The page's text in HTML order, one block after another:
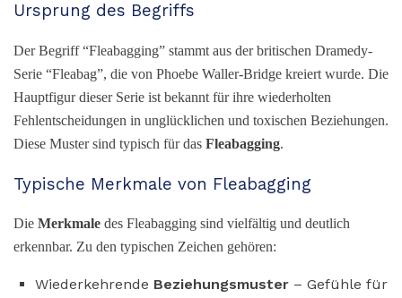
Ursprung des Begriffs
Der Begriff “Fleabagging” stammt aus der britischen Dramedy-
Serie “Fleabag”, die von Phoebe Waller-Bridge kreiert wurde. Die
Hauptfigur dieser Serie ist bekannt für ihre wiederholten
Fehlentscheidungen in unglücklichen und toxischen Beziehungen.
Diese Muster sind typisch für das Fleabagging.
Typische Merkmale von Fleabagging
Die Merkmale des Fleabagging sind vielfältig und deutlich
erkennbar. Zu den typischen Zeichen gehören:
Wiederkehrende Beziehungsmuster – Gefühle für